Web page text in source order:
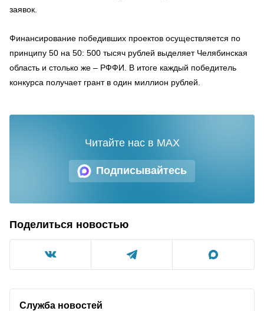
заявок.
Финансирование победивших проектов осуществляется по
принципу 50 на 50: 500 тысяч рублей выделяет Челябинская
область и столько же – РФФИ. В итоге каждый победитель
конкурса получает грант в один миллион рублей.
Подписывайтесь
Читайте нас в MAX
Поделиться новостью
Служба новостей